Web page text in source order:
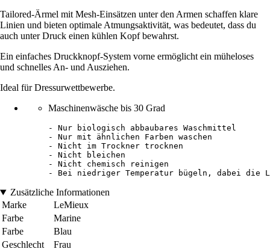
Tailored-Ärmel mit Mesh-Einsätzen unter den Armen schaffen klare
Linien und bieten optimale Atmungsaktivität, was bedeutet, dass du
auch unter Druck einen kühlen Kopf bewahrst.
Ein einfaches Druckknopf-System vorne ermöglicht ein müheloses
und schnelles An- und Ausziehen.
Ideal für Dressurwettbewerbe.
Maschinenwäsche bis 30 Grad
- Nur biologisch abbaubares Waschmittel
- Nur mit ähnlichen Farben waschen
- Nicht im Trockner trocknen
- Nicht bleichen
- Nicht chemisch reinigen
Zusätzliche Informationen
Marke
LeMieux
Farbe
Marine
Farbe
Blau
Geschlecht
Frau